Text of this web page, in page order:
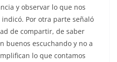
y observar lo que nos
Por otra parte señaló
de compartir, de saber
buenos escuchando y no a
lo que contamos